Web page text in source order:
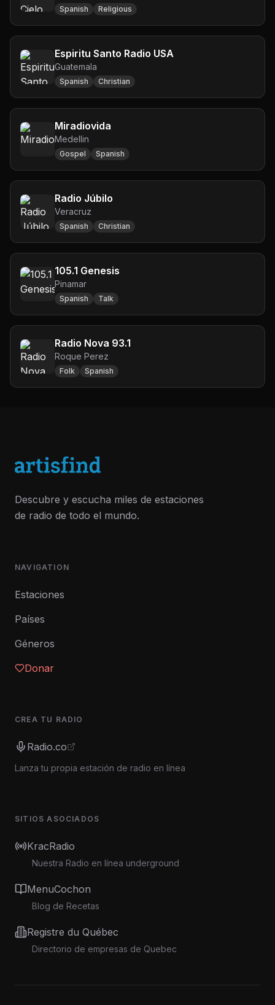
Spanish Religious
Espiritu Santo Radio USA
Guatemala
Spanish Christian
Miradiovida
Medellin
Gospel Spanish
Radio Júbilo
Veracruz
Spanish Christian
105.1 Genesis
Pinamar
Spanish Talk
Radio Nova 93.1
Roque Perez
Folk Spanish
Descubre y escucha miles de estaciones
de radio de todo el mundo.
NAVIGATION
Estaciones
Países
Géneros
Donar
CREA TU RADIO
Radio.co
Lanza tu propia estación de radio en línea
SITIOS ASOCIADOS
KracRadio
Nuestra Radio en línea underground
MenuCochon
Blog de Recetas
Registre du Québec
Directorio de empresas de Quebec